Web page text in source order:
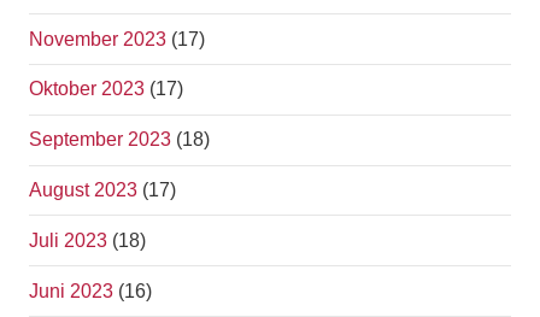
November 2023 (17)
Oktober 2023 (17)
September 2023 (18)
August 2023 (17)
Juli 2023 (18)
Juni 2023 (16)